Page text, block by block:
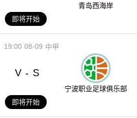
青岛西海岸
即将开始
08-09
19:00 中甲
V - S
宁波职业足球俱乐部
即将开始